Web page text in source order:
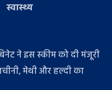
स्वास्थ्य
ने इस स्कीम को दी मंजूरी
मेथी और हल्दी का